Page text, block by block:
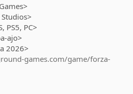
PS5, PC>
ajo>
2026>
games.com/game/forza-